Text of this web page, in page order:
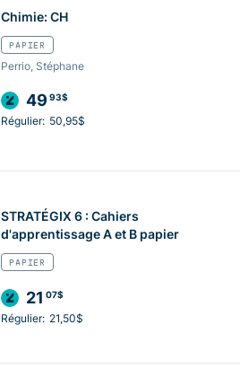
Chimie: CH
PAPIER
Perrio, Stéphane
49 93$
Régulier: 50,95$
STRATÉGIX 6 : Cahiers
d'apprentissage A et B papier
PAPIER
21 07$
Régulier: 21,50$